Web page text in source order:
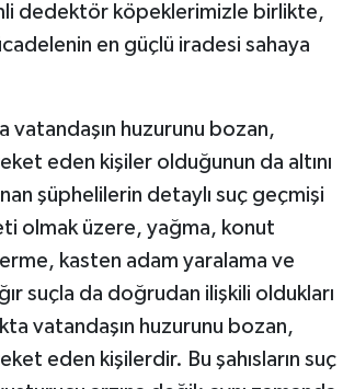
dedektör köpeklerimizle birlikte,
en güçlü iradesi sahaya
vatandaşın huzurunu bozan,
eden kişiler olduğunun da altını
şüphelilerin detaylı suç geçmişi
olmak üzere, yağma, konut
kasten adam yaralama ve
suçla da doğrudan ilişkili oldukları
vatandaşın huzurunu bozan,
eden kişilerdir. Bu şahısların suç